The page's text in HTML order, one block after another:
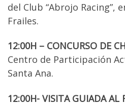
del Club “Abrojo Racing”,
Frailes.
12:00H – CONCURSO DE
Centro de Participación
Santa Ana.
12:00H- VISITA GUIADA AL